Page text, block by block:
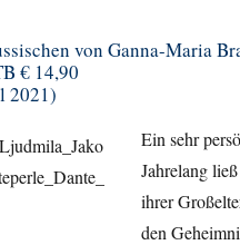
von Ganna-Maria
€ 14,90
2021)
Ein sehr
Jahrelang
ihrer
den